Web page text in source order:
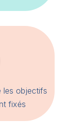
les objectifs
fixés